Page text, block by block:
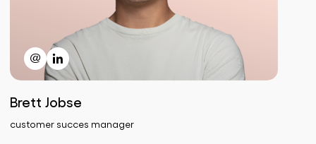
Brett Jobse
customer succes manager